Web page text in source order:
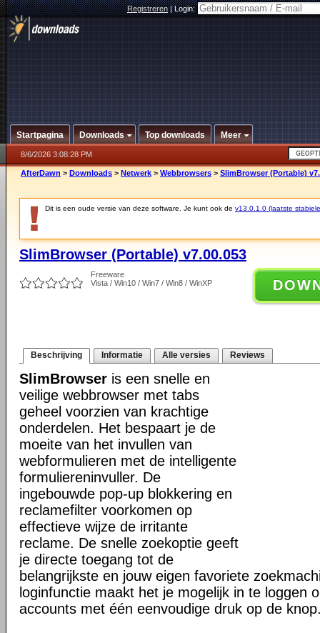
Registreren|Login:
Startpagina Downloads Top downloads Meer
8/6/2026 3:08:28 PM
AfterDawn > Downloads > Netwerk > Webbrowsers > SlimBrowser (Portable)
Dit is een oude versie van deze software. Je kunt ook de v13.0.1.0 (laatste
SlimBrowser (Portable) v7.00.053
Freeware
Vista / Win10 / Win7 / Win8 / WinXP
Beschrijving Informatie Alle versies Reviews
SlimBrowser is een snelle en
veilige webbrowser met tabs
geheel voorzien van krachtige
onderdelen. Het bespaart je de
moeite van het invullen van
webformulieren met de intelligente
formuliereninvuller. De
ingebouwde pop-up blokkering en
reclamefilter voorkomen op
effectieve wijze de irritante
reclame. De snelle zoekoptie geeft
je directe toegang tot de
belangrijkste en jouw eigen favoriete
loginfunctie maakt het je mogelijk in te loggen
accounts met één eenvoudige druk op de